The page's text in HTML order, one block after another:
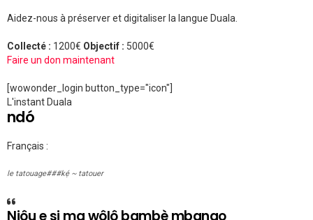
Aidez-nous à préserver et digitaliser la langue Duala.
Collecté : 1200€ Objectif : 5000€
Faire un don maintenant
[wowonder_login button_type="icon"]
L'instant Duala
ndó
Français :
le tatouage###kẹ́ ~ tatouer